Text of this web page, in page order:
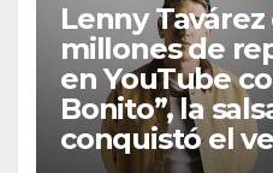
Lenny Tavárez
millones de
en YouTube
Bonito”, la
conquistó el
CABIMAS ENTRETENIMIENTO